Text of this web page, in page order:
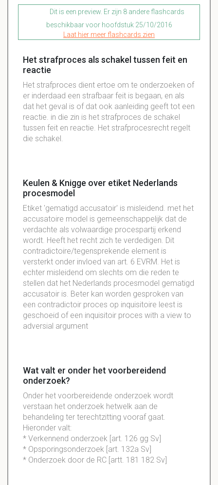
Dit is een preview. Er zijn 8 andere flashcards
beschikbaar voor hoofdstuk 25/10/2016
Laat hier meer flashcards zien
Het strafproces als schakel tussen feit en
reactie
Het strafproces dient ertoe om te onderzoeken of
er inderdaad een strafbaar feit is begaan, en als
dat het geval is of dat ook aanleiding geeft tot een
reactie. in die zin is het strafproces de schakel
tussen feit en reactie. Het strafprocesrecht regelt
die schakel.
Keulen & Knigge over etiket Nederlands
procesmodel
Etiket 'gematigd accusatoir' is misleidend. met het
accusatoire model is gemeenschappelijk dat de
verdachte als volwaardige procespartij erkend
wordt. Heeft het recht zich te verdedigen. Dit
contradictoire/tegensprekende element is
versterkt onder invloed van art. 6 EVRM. Het is
echter misleidend om slechts om die reden te
stellen dat het Nederlands procesmodel gematigd
accusatoir is. Beter kan worden gesproken van
een contradictoir proces op inquisitoire leest is
geschoeid of een inquisitoir proces with a view to
adversial argument
Wat valt er onder het voorbereidend
onderzoek?
Onder het voorbereidende onderzoek wordt
verstaan het onderzoek hetwelk aan de
behandeling ter terechtzitting vooraf gaat.
Hieronder valt:
* Verkennend onderzoek [art. 126 gg Sv]
* Opsporingsonderzoek [art. 132a Sv]
* Onderzoek door de RC [artt. 181 182 Sv]